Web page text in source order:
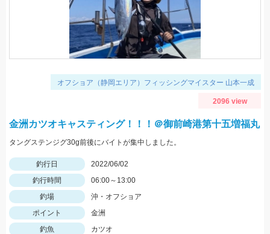
オフショア（静岡エリア）フィッシングマイスター 山本一成
2096 view
金洲カツオキャスティング！！！＠御前崎港第十五増福丸
タングステンジグ30g前後にバイトが集中しました。
釣行日
2022/06/02
釣行時間
06:00～13:00
釣場
沖・オフショア
ポイント
金洲
釣魚
カツオ